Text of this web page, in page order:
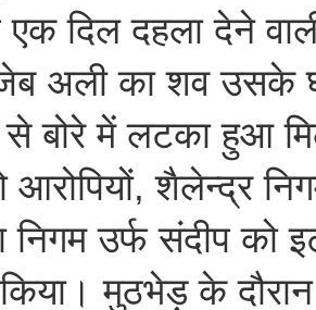
एक दिल दहला देने
अली का शव उसके
बोरे में लटका हुआ
शैलेन्द्र
उर्फ संदीप को
मुठभेड़ के दौरान